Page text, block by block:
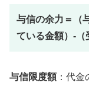
与信の余力＝（
ている金額）-（
与信限度額：代金